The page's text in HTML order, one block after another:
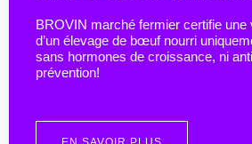
BROVIN marché fermier certifie une
d’un élevage de bœuf nourri
sans hormones de croissance, ni
prévention!